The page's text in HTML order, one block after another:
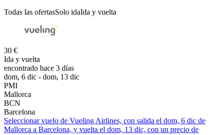
Todas las ofertasSolo idaIda y vuelta
30 €
Ida y vuelta
encontrado hace 3 días
dom, 6 dic - dom, 13 dic
PMI
Mallorca
BCN
Barcelona
Seleccionar vuelo de Vueling Airlines, con salida el dom, 6 dic de
Mallorca a Barcelona, y vuelta el dom, 13 dic, con un precio de